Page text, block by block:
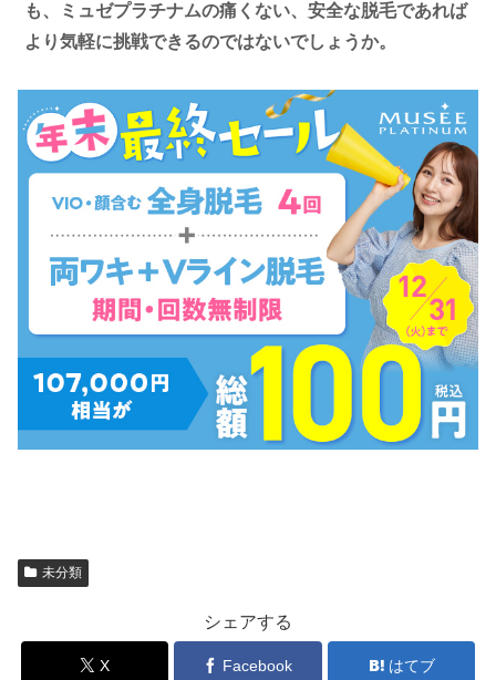
も、ミュゼプラチナムの痛くない、安全な脱毛であれば
より気軽に挑戦できるのではないでしょうか。
未分類
シェアする
X Facebook はてブ